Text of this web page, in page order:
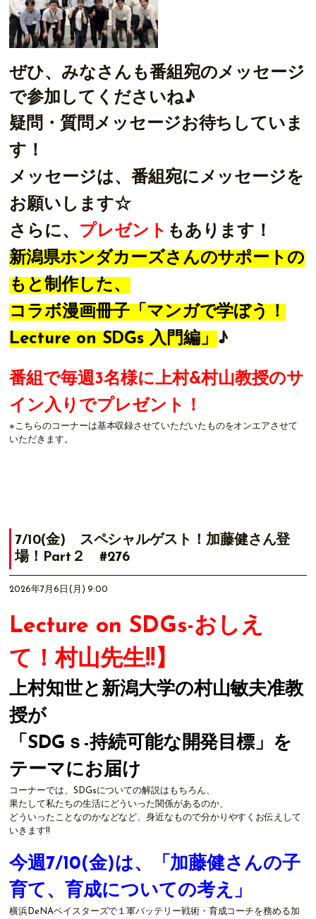
ぜひ、みなさんも番組宛のメッセージ
で参加してくださいね♪
疑問・質問メッセージお待ちしていま
す！
メッセージは、番組宛にメッセージを
お願いします☆
さらに、 プレゼント もあります！
新潟県ホンダカーズさんのサポートの
もと制作した、
コラボ漫画冊子「マンガで学ぼう！
Lecture on SDGs 入門編」 ♪
番組で毎週3名様に上村&村山教授のサ
イン入りでプレゼント！
※こちらのコーナーは基本収録させていただいたものをオンエアさせて
いただきます。
7/10(金) スペシャルゲスト！加藤健さん登
場！Part２ #276
2026年7月6日(月) 9:00
Lecture on SDGs-おしえ
て！村山先生!!】
上村知世と新潟大学の村山敏夫准教
授が
「SDGｓ-持続可能な開発目標」を
テーマにお届け
コーナーでは、SDGsについての解説はもちろん、
果たして私たちの生活にどういった関係があるのか、
どういったことなのかなどなど、身近なもので分かりやすくお伝えして
いきます!!
今週7/10(金)は、「加藤健さんの子
育て、育成についての考え」
横浜DeNAベイスターズで１軍バッテリー戦術・育成コーチを務める加